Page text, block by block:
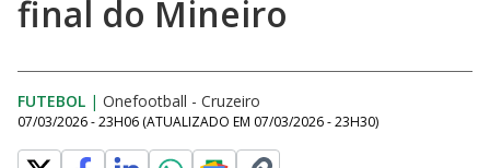
final do Mineiro
FUTEBOL | Onefootball - Cruzeiro
07/03/2026 - 23H06 (ATUALIZADO EM 07/03/2026 - 23H30)